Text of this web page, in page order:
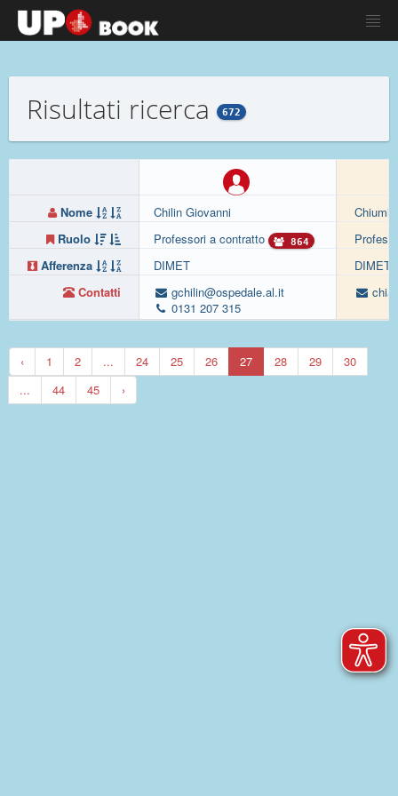
Risultati ricerca 672
Nome
Ruolo
Afferenza
Contatti
Chilin Giovanni
Professori a contratto
864
DIMET
gchilin@ospedale.al.it
0131 207 315
DIMET
‹ 1 2 ... 24 25 26 27 28 29
30
...
44 45 ›